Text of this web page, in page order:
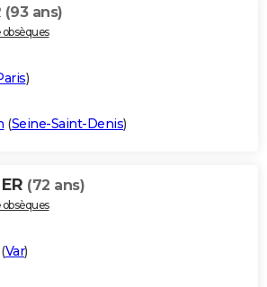
(93 ans)
)
(Seine-Saint-Denis)
(72 ans)
(Var)